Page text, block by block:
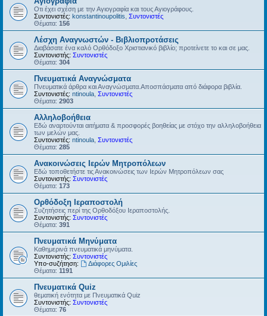
Οτι έχει σχέση με την Αγιογραφία και τους Αγιογράφους.
Συντονιστές: konstantinoupolitis Συντονιστές
Θέματα: 156
Λέσχη Αναγνωστών - Βιβλιοπροτάσεις
Διαβάσατε ένα καλό Ορθόδοξο Χριστιανικό βιβλίο; προτείνετε το και σε μας.
Συντονιστής: Συντονιστές
Θέματα: 304
Πνευματικά Αναγνώσματα
Πνευματικά άρθρα και Αναγνώσματα.Αποσπάσματα από διάφορα βιβλία.
Συντονιστές: ntinoula Συντονιστές
Θέματα: 2903
Αλληλοβοήθεια
Εδώ αναρτούνται αιτήματα & προσφορές βοηθείας με στόχο την αλληλοβοήθεια
των μελών μας.
Συντονιστές: ntinoula Συντονιστές
Θέματα: 285
Ανακοινώσεις Ιερών Μητροπόλεων
Εδώ τοποθετήστε τις Ανακοινώσεις των Ιερών Μητροπόλεων σας
Συντονιστής: Συντονιστές
Θέματα: 173
Ορθόδοξη Ιεραποστολή
Συζητήσεις περί της Ορθοδόξου Ιεραποστολής.
Συντονιστής: Συντονιστές
Θέματα: 391
Πνευματικά Μηνύματα
Καθημερινά πνευματικά μηνύματα.
Συντονιστής: Συντονιστές
Υπο-συζήτηση:
Διάφορες Ομιλίες
Θέματα: 1191
Πνευματικά Quiz
θεματική ενότητα με Πνευματικά Quiz
Συντονιστής: Συντονιστές
Θέματα: 76